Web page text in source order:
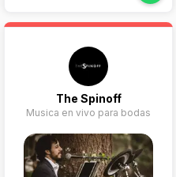
especial en mente,
arreglo exclusivo para ti.
The Spinoff
Musica en vivo para bodas